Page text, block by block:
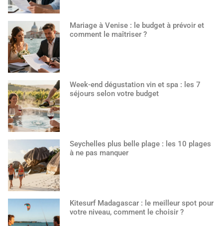
Mariage à Venise : le budget à prévoir et
comment le maîtriser ?
Week-end dégustation vin et spa : les 7
séjours selon votre budget
Seychelles plus belle plage : les 10 plages
à ne pas manquer
Kitesurf Madagascar : le meilleur spot pour
votre niveau, comment le choisir ?